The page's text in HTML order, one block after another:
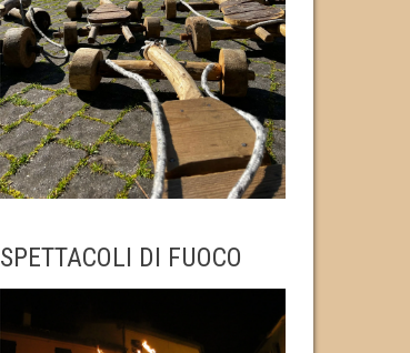
SPETTACOLI DI FUOCO